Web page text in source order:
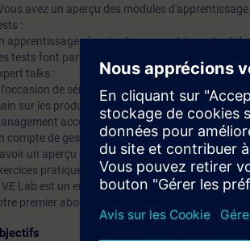
avez un aperçu des modules
:
apprentissage réussi est un aspect important
tests font partie intégrante de chaque module
talks :
l'occasion de séminaires en ligne proposés
sur les produits et solutions de Siemens DI.
account :
compte de gestion est possible si au moins dix
un aperçu des activités de formation de
pratique avec le Virtual Exercice Lab :
VE Lab est un environnement basé sur le cloud
premier abonnement à SITRAIN access de 2